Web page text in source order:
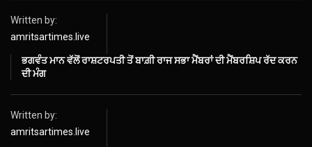
Written by:
amritsartimes.live
ਭਗਵੰਤ ਮਾਨ ਵੱਲੋਂ ਰਾਸ਼ਟਰਪਤੀ ਤੋਂ ਬਾਗ਼ੀ ਰਾਜ ਸਭਾ ਮੈਂਬਰਾਂ ਦੀ ਮੈਂਬਰਸ਼ਿਪ ਰੱਦ ਕਰਨ
ਦੀ ਮੰਗ
Written by:
amritsartimes.live